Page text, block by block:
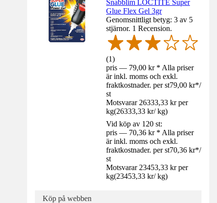
Snabblim LOCTITE Super
Glue Flex Gel 3gr
Genomsnittligt betyg: 3 av 5
stjärnor. 1 Recension.
(1)
pris — 79,00 kr * Alla priser
är inkl. moms och exkl.
fraktkostnader. per st79,00 kr*/
st
Motsvarar 26333,33 kr per
kg(26333,33 kr/ kg)
Vid köp av 120 st:
pris — 70,36 kr * Alla priser
är inkl. moms och exkl.
fraktkostnader. per st70,36 kr*/
st
Motsvarar 23453,33 kr per
kg(23453,33 kr/ kg)
Köp på webben